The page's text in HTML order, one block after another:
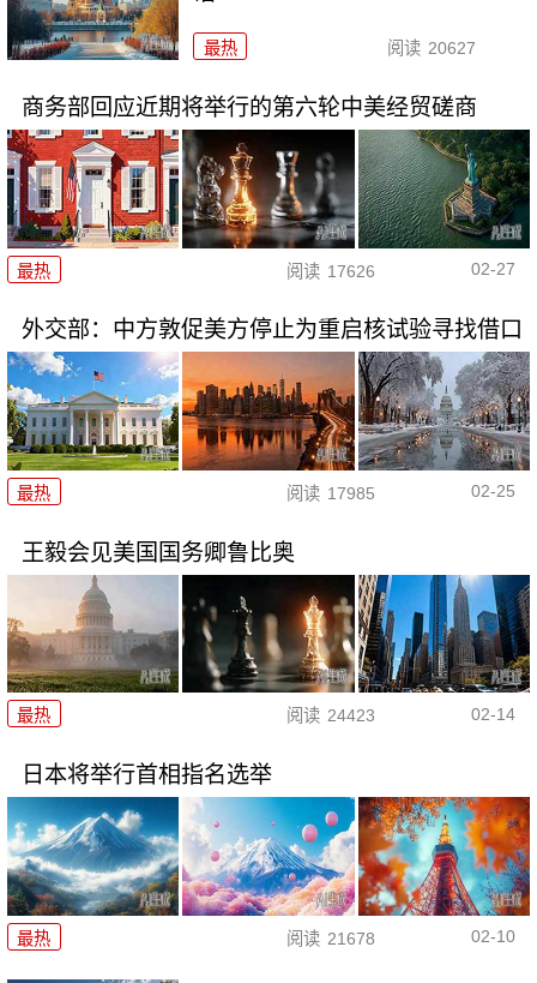
最热 阅读 20627
商务部回应近期将举行的第六轮中美经贸磋商
最热 阅读 17626 02-27
外交部：中方敦促美方停止为重启核试验寻找借口
最热 阅读 17985 02-25
王毅会见美国国务卿鲁比奥
最热 阅读 24423 02-14
日本将举行首相指名选举
最热 阅读 21678 02-10